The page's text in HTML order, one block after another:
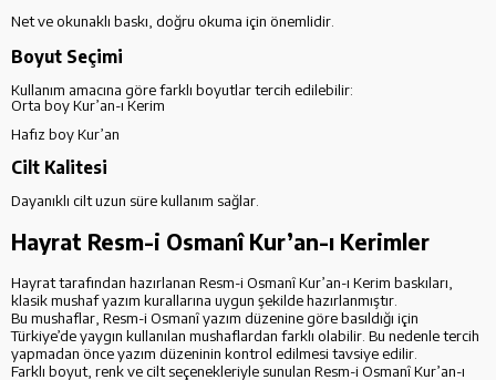
Net ve okunaklı baskı, doğru okuma için önemlidir.
Boyut Seçimi
Kullanım amacına göre farklı boyutlar tercih edilebilir:
Orta boy Kur’an-ı Kerim
Hafız boy Kur’an
Cilt Kalitesi
Dayanıklı cilt uzun süre kullanım sağlar.
Hayrat Resm-i Osmanî Kur’an-ı Kerimler
Hayrat tarafından hazırlanan Resm-i Osmanî Kur’an-ı Kerim baskıları,
klasik mushaf yazım kurallarına uygun şekilde hazırlanmıştır.
Bu mushaflar, Resm-i Osmanî yazım düzenine göre basıldığı için
Türkiye’de yaygın kullanılan mushaflardan farklı olabilir. Bu nedenle tercih
yapmadan önce yazım düzeninin kontrol edilmesi tavsiye edilir.
Farklı boyut, renk ve cilt seçenekleriyle sunulan Resm-i Osmanî Kur’an-ı